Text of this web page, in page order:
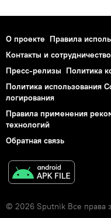
О проекте Правила
Контакты и сотрудничество
Пресс-релизы Политика
Политика использования
логирования
Правила применения
технологий
Обратная связь
© 2026 Sputnik Все права